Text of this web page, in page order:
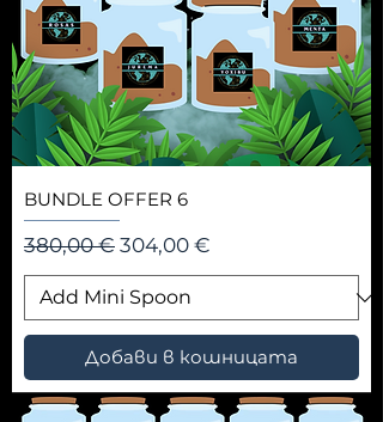
BUNDLE OFFER 6
Редовна цена
380,00 € Продажна цена
304,00 €
Добави в кошницата